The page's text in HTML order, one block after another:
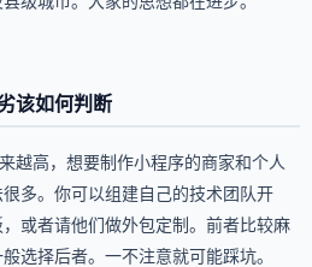
该如何判断
越高，想要制作小程序的商家和个人
多。你可以组建自己的技术团队开
或者请他们做外包定制。前者比较麻
选择后者。一不注意就可能踩坑。